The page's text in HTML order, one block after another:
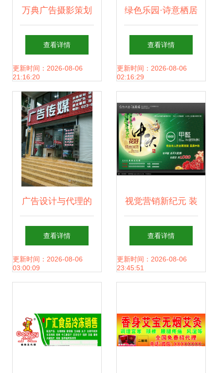
万典广告摄影策划
机构 以镜头诠释服
装之美，用创意引
领视觉风尚
查看详情
更新时间：2026-08-06
21:16:20
绿色乐园·诗意栖居
—— 共启自然与奢
适并蓄的理想时代
查看详情
更新时间：2026-08-06
02:16:29
广告设计与代理的
艺术 打造品牌视觉
的核心力量
查看详情
更新时间：2026-08-06
03:00:09
视觉营销新纪元 装
饰材料广告设计的
风格与策略
查看详情
更新时间：2026-08-06
23:45:51